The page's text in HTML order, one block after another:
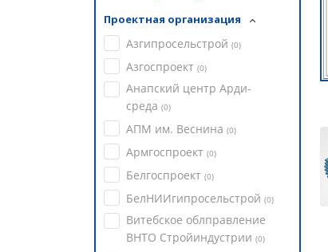
Проектная организация
Азгипросельстрой (0)
Азгоспроект (0)
Анапский центр Арди-
среда (0)
АПМ им. Веснина (0)
Армгоспроект (0)
Белгоспроект (0)
БелНИИгипросельстрой (0)
Витебское облправление
ВНТО Стройиндустрии (0)